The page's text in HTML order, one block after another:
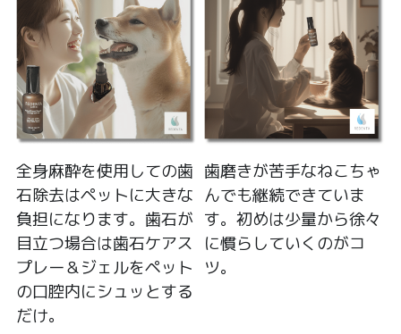
全身麻酔を使用しての歯
石除去はペットに大きな
負担になります。歯石が
目立つ場合は歯石ケアス
プレー＆ジェルをペット
の口腔内にシュッとする
だけ。
歯磨きが苦手なねこちゃ
んでも継続できていま
す。初めは少量から徐々
に慣らしていくのがコ
ツ。